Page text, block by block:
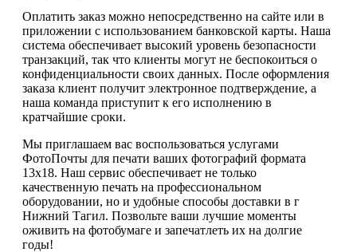
Оплатить заказ можно непосредственно на сайте или в
приложении с использованием банковской карты. Наша
система обеспечивает высокий уровень безопасности
транзакций, так что клиенты могут не беспокоиться о
конфиденциальности своих данных. После оформления
заказа клиент получит электронное подтверждение, а
наша команда приступит к его исполнению в
кратчайшие сроки.
Мы приглашаем вас воспользоваться услугами
ФотоПочты для печати ваших фотографий формата
13х18. Наш сервис обеспечивает не только
качественную печать на профессиональном
оборудовании, но и удобные способы доставки в г
Нижний Тагил. Позвольте ваши лучшие моменты
оживить на фотобумаге и запечатлеть их на долгие
годы!